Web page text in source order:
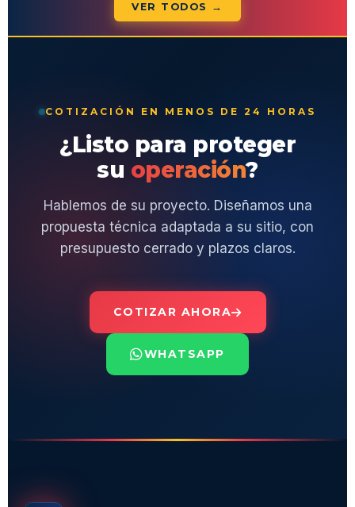
VER TODOS →
COTIZACIÓN EN MENOS DE 24 HORAS
¿Listo para proteger
su operación?
Hablemos de su proyecto. Diseñamos una
propuesta técnica adaptada a su sitio, con
presupuesto cerrado y plazos claros.
COTIZAR AHORA
WHATSAPP